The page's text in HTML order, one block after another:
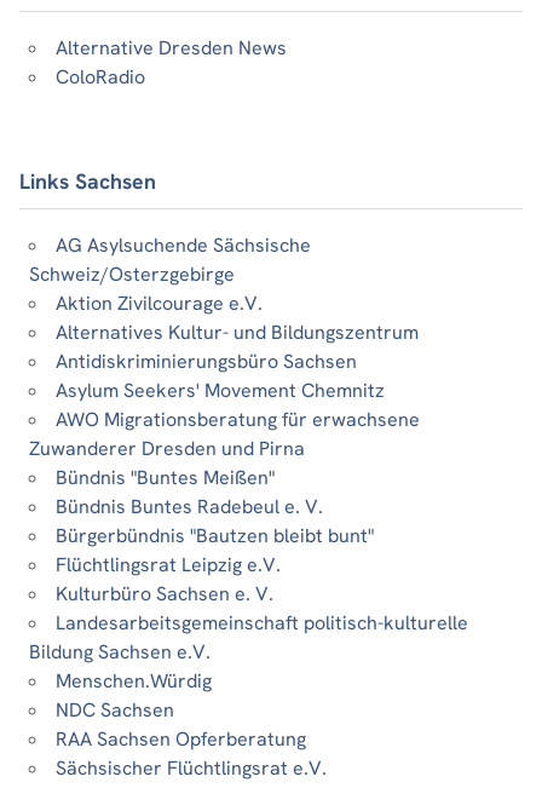
Alternative Dresden News
ColoRadio
Links Sachsen
AG Asylsuchende Sächsische
Schweiz/Osterzgebirge
Aktion Zivilcourage e.V.
Alternatives Kultur- und Bildungszentrum
Antidiskriminierungsbüro Sachsen
Asylum Seekers' Movement Chemnitz
AWO Migrationsberatung für erwachsene
Zuwanderer Dresden und Pirna
Bündnis "Buntes Meißen"
Bündnis Buntes Radebeul e. V.
Bürgerbündnis "Bautzen bleibt bunt"
Flüchtlingsrat Leipzig e.V.
Kulturbüro Sachsen e. V.
Landesarbeitsgemeinschaft politisch-kulturelle
Bildung Sachsen e.V.
Menschen.Würdig
NDC Sachsen
RAA Sachsen Opferberatung
Sächsischer Flüchtlingsrat e.V.